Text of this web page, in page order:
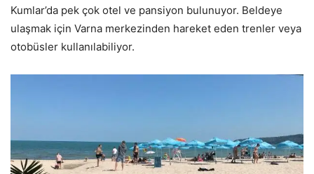
Kumlar’da pek çok otel ve pansiyon bulunuyor. Beldeye
ulaşmak için Varna merkezinden hareket eden trenler veya
otobüsler kullanılabiliyor.